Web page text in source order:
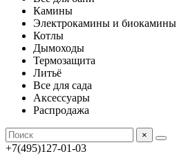
Камины
Электрокамины и биокамины
Котлы
Дымоходы
Термозащита
Литьё
Все для сада
Аксессуары
Распродажа
×
+7(495)127-01-03